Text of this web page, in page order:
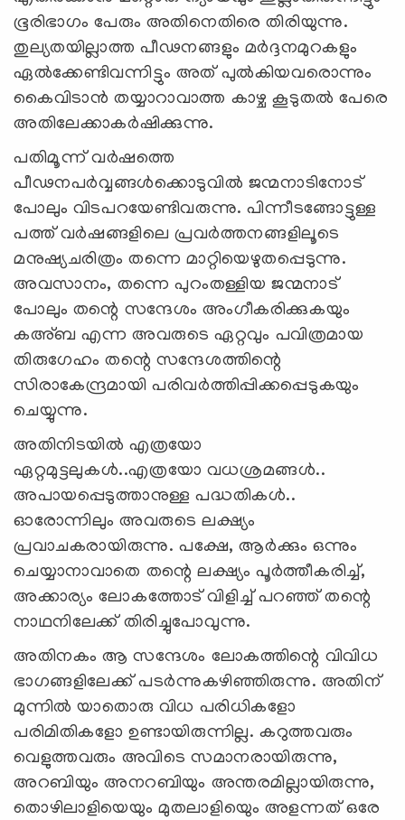
ഭൂരിഭാഗം പേരും അതിനെതിരെ തിരിയുന്നു.
തുല്യതയില്ലാത്ത പീഢനങ്ങളും മര്‍ദ്ദനമുറകളും
ഏല്‍ക്കേണ്ടിവന്നിട്ടും അത് പുല്‍കിയവരൊന്നും
കൈവിടാന്‍ തയ്യാറാവാത്ത കാഴ്ച കൂടുതല്‍ പേരെ
അതിലേക്കാകര്‍ഷിക്കുന്നു.
പതിമൂന്ന് വര്‍ഷത്തെ
പീഢനപര്‍വ്വങ്ങള്‍ക്കൊടുവില്‍ ജന്മനാടിനോട്
പോലും വിടപറയേണ്ടിവരുന്നു. പിന്നീടങ്ങോട്ടുള്ള
പത്ത് വര്‍ഷങ്ങളിലെ പ്രവര്‍ത്തനങ്ങളിലൂടെ
മനുഷ്യചരിത്രം തന്നെ മാറ്റിയെഴുതപ്പെടുന്നു.
അവസാനം, തന്നെ പുറംതള്ളിയ ജന്മനാട്
പോലും തന്റെ സന്ദേശം അംഗീകരിക്കുകയും
കഅ്ബ എന്ന അവരുടെ ഏറ്റവും പവിത്രമായ
തിരുഗേഹം തന്റെ സന്ദേശത്തിന്റെ
സിരാകേന്ദ്രമായി പരിവര്‍ത്തിപ്പിക്കപ്പെടുകയും
ചെയ്യുന്നു.
അതിനിടയില്‍ എത്രയോ
ഏറ്റമുട്ടലുകള്‍..എത്രയോ വധശ്രമങ്ങള്‍..
അപായപ്പെടുത്താനുള്ള പദ്ധതികള്‍..
ഓരോന്നിലും അവരുടെ ലക്ഷ്യം
പ്രവാചകരായിരുന്നു. പക്ഷേ, ആര്‍ക്കും ഒന്നും
ചെയ്യാനാവാതെ തന്റെ ലക്ഷ്യം പൂര്‍ത്തീകരിച്ച്,
അക്കാര്യം ലോകത്തോട് വിളിച്ച് പറഞ്ഞ് തന്റെ
നാഥനിലേക്ക് തിരിച്ചുപോവുന്നു.
അതിനകം ആ സന്ദേശം ലോകത്തിന്റെ വിവിധ
ഭാഗങ്ങളിലേക്ക് പടര്‍ന്നുകഴിഞ്ഞിരുന്നു. അതിന്
മുന്നില്‍ യാതൊരു വിധ പരിധികളോ
പരിമിതികളോ ഉണ്ടായിരുന്നില്ല. കറുത്തവരും
വെളുത്തവരും അവിടെ സമാനരായിരുന്നു,
അറബിയും അനറബിയും അന്തരമില്ലായിരുന്നു,
തൊഴിലാളിയെയും മുതലാളിയെും അളന്നത് ഒരേ